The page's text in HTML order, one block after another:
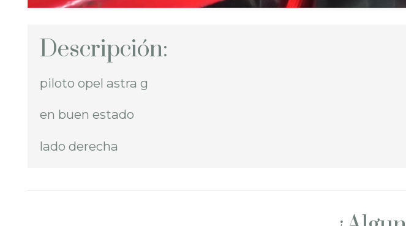
Descripción:
piloto opel astra g
en buen estado
lado derecha